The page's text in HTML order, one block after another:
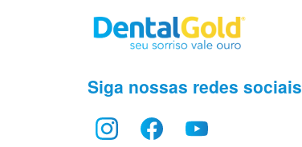
Siga nossas redes sociais